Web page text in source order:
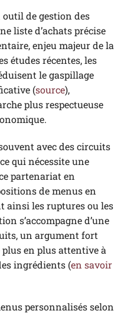
outil de gestion des
liste d’achats précise
enjeu majeur de la
études récentes, les
le gaspillage
(source),
plus respectueuse
avec des circuits
qui nécessite une
partenariat en
de menus en
ainsi les ruptures ou les
s’accompagne d’une
un argument fort
en plus attentive à
ingrédients (en savoir
personnalisés selon